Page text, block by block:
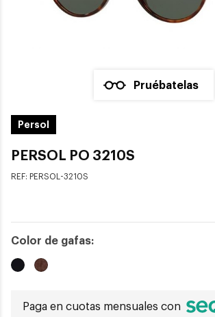
Pruébatelas
Persol
PERSOL PO 3210S
REF: PERSOL-3210S
Color de gafas:
Paga en cuotas mensuales con